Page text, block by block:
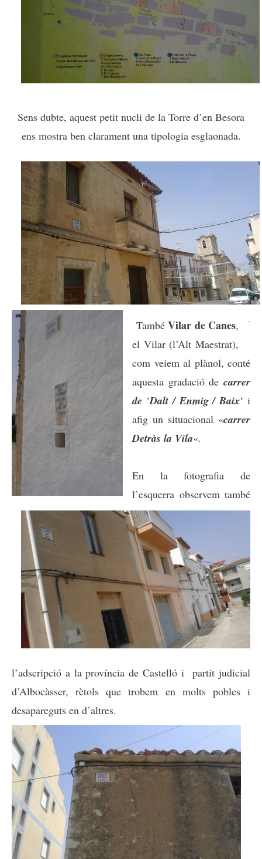
Sens dubte, aquest petit nucli de la Torre d’en Besora
ens mostra ben clarament una tipologia esglaonada.
També Vilar de Canes,
el Vilar (l’Alt Maestrat),
com veiem al plànol, conté
aquesta gradació de carrer
de ‘Dalt / Enmig / Baix‘ i
afig un situacional «carrer
Detràs la Vila«.
En la fotografia de
l’esquerra observem també
l’adscripció a la província de Castelló i partit judicial
d’Albocàsser, rètols que trobem en molts pobles i
desapareguts en d’altres.